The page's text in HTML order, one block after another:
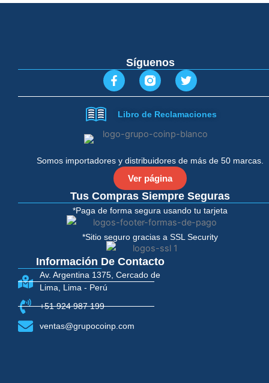
Somos importadores y distribuidores de más de 50 marcas.
Ver página
Tus Compras Siempre Seguras
*Paga de forma segura usando tu tarjeta
*Sitio seguro gracias a SSL Security
Información De Contacto
Av. Argentina 1375, Cercado de
Lima, Lima - Perú
+51 924 987 199
ventas@grupocoinp.com
Síguenos
F
a
c
b
o
-
f
T
w
i
t
e
r
Libro de Reclamaciones